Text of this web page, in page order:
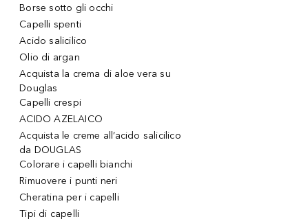
Borse sotto gli occhi
Capelli spenti
Acido salicilico
Olio di argan
Acquista la crema di aloe vera su
Douglas
Capelli crespi
ACIDO AZELAICO
Acquista le creme all’acido salicilico
da DOUGLAS
Colorare i capelli bianchi
Rimuovere i punti neri
Cheratina per i capelli
Tipi di capelli